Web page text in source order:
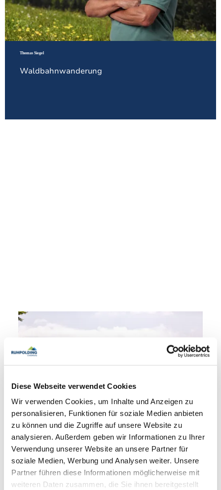
Diese Webseite verwendet Cookies
Wir verwenden Cookies, um Inhalte und Anzeigen zu
personalisieren, Funktionen für soziale Medien anbieten
zu können und die Zugriffe auf unsere Website zu
analysieren. Außerdem geben wir Informationen zu Ihrer
Verwendung unserer Website an unsere Partner für
soziale Medien, Werbung und Analysen weiter. Unsere
Partner führen diese Informationen möglicherweise mit
weiteren Daten zusammen, die Sie ihnen bereitgestellt
Thomas Siegel
Waldbahnwanderung
sollten:
©